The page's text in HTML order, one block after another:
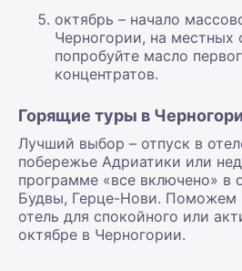
октябрь – начало
Черногории, на местных
попробуйте масло
концентратов.
Горящие туры в
Лучший выбор – отпуск в
побережье Адриатики или
программе «все включено» в
Будвы, Герце-Нови. Поможем
отель для спокойного или
октябре в Черногории.